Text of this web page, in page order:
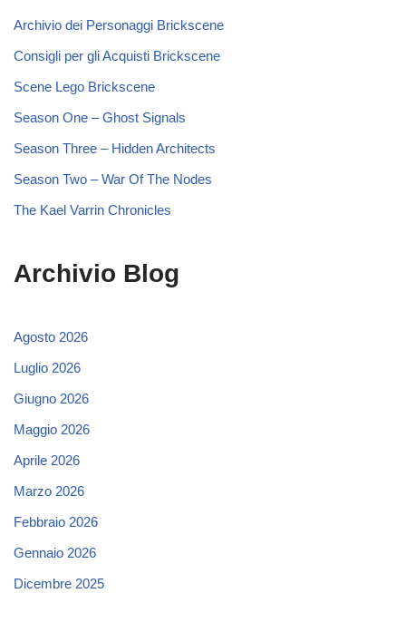
Archivio dei Personaggi Brickscene
Consigli per gli Acquisti Brickscene
Scene Lego Brickscene
Season One – Ghost Signals
Season Three – Hidden Architects
Season Two – War Of The Nodes
The Kael Varrin Chronicles
Archivio Blog
Agosto 2026
Luglio 2026
Giugno 2026
Maggio 2026
Aprile 2026
Marzo 2026
Febbraio 2026
Gennaio 2026
Dicembre 2025